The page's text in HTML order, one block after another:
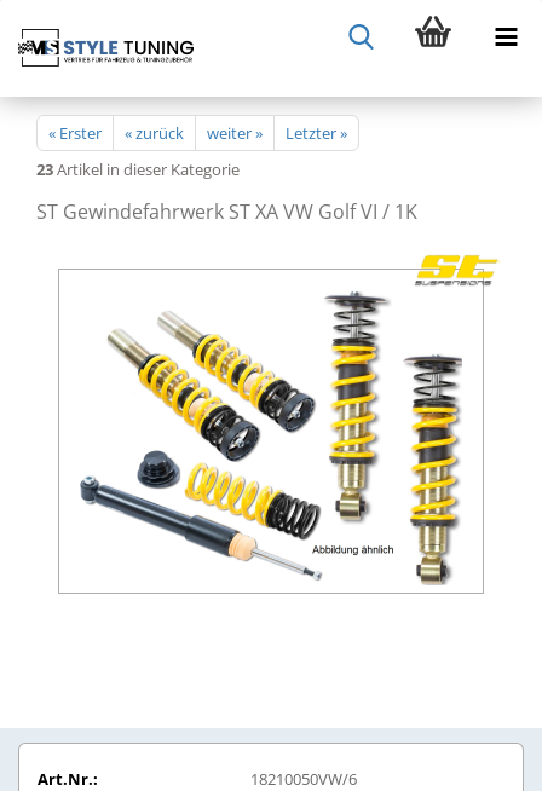
« Erster « zurück weiter »
Letzter »
23Artikel in dieser Kategorie
ST Gewindefahrwerk ST XA VW Golf VI / 1K
Art.Nr.:
18210050VW/6